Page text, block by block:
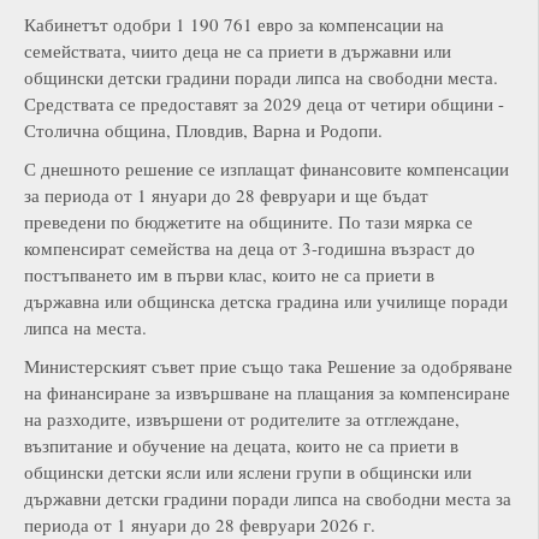
Кабинетът одобри 1 190 761 евро за компенсации на
семействата, чиито деца не са приети в държавни или
общински детски градини поради липса на свободни места.
Средствата се предоставят за 2029 деца от четири общини -
Столична община, Пловдив, Варна и Родопи.
С днешното решение се изплащат финансовите компенсации
за периода от 1 януари до 28 февруари и ще бъдат
преведени по бюджетите на общините. По тази мярка се
компенсират семейства на деца от 3-годишна възраст до
постъпването им в първи клас, които не са приети в
държавна или общинска детска градина или училище поради
липса на места.
Министерският съвет прие също така Решение за одобряване
на финансиране за извършване на плащания за компенсиране
на разходите, извършени от родителите за отглеждане,
възпитание и обучение на децата, които не са приети в
общински детски ясли или яслени групи в общински или
държавни детски градини поради липса на свободни места за
периода от 1 януари до 28 февруари 2026 г.